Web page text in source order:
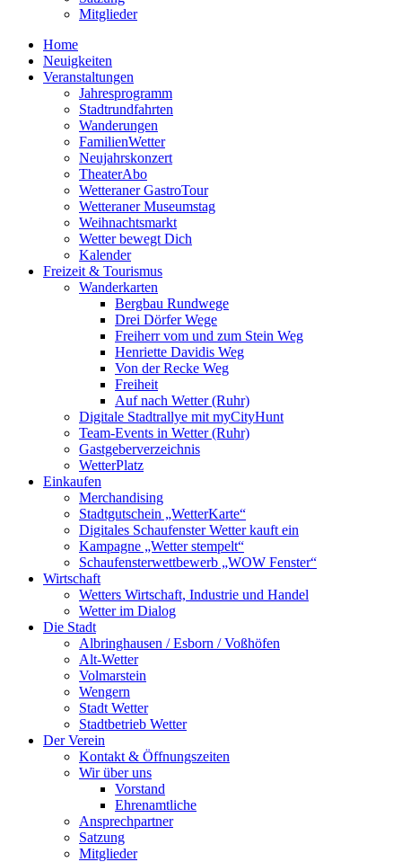
Mitglieder
Home
Neuigkeiten
Veranstaltungen
Jahresprogramm
Stadtrundfahrten
Wanderungen
FamilienWetter
Neujahrskonzert
TheaterAbo
Wetteraner GastroTour
Wetteraner Museumstag
Weihnachtsmarkt
Wetter bewegt Dich
Kalender
Freizeit & Tourismus
Wanderkarten
Bergbau Rundwege
Drei Dörfer Wege
Freiherr vom und zum Stein Weg
Henriette Davidis Weg
Von der Recke Weg
Freiheit
Auf nach Wetter (Ruhr)
Digitale Stadtrallye mit myCityHunt
Team-Events in Wetter (Ruhr)
Gastgeberverzeichnis
WetterPlatz
Einkaufen
Merchandising
Stadtgutschein „WetterKarte“
Digitales Schaufenster Wetter kauft ein
Kampagne „Wetter stempelt“
Schaufensterwettbewerb „WOW Fenster“
Wirtschaft
Wetters Wirtschaft, Industrie und Handel
Wetter im Dialog
Die Stadt
Albringhausen / Esborn / Voßhöfen
Alt-Wetter​
Volmarstein
Wengern
Stadt Wetter
Stadtbetrieb Wetter
Der Verein
Kontakt & Öffnungszeiten
Wir über uns
Vorstand
Ehrenamtliche
Ansprechpartner
Satzung
Mitglieder